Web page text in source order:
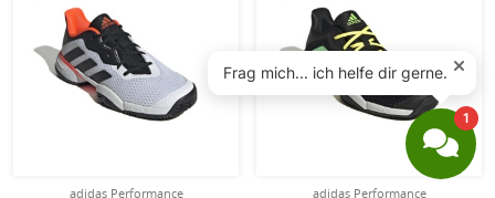
adidas Performance adidas Performance